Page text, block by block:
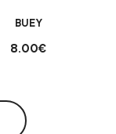
BUEY
8.00€